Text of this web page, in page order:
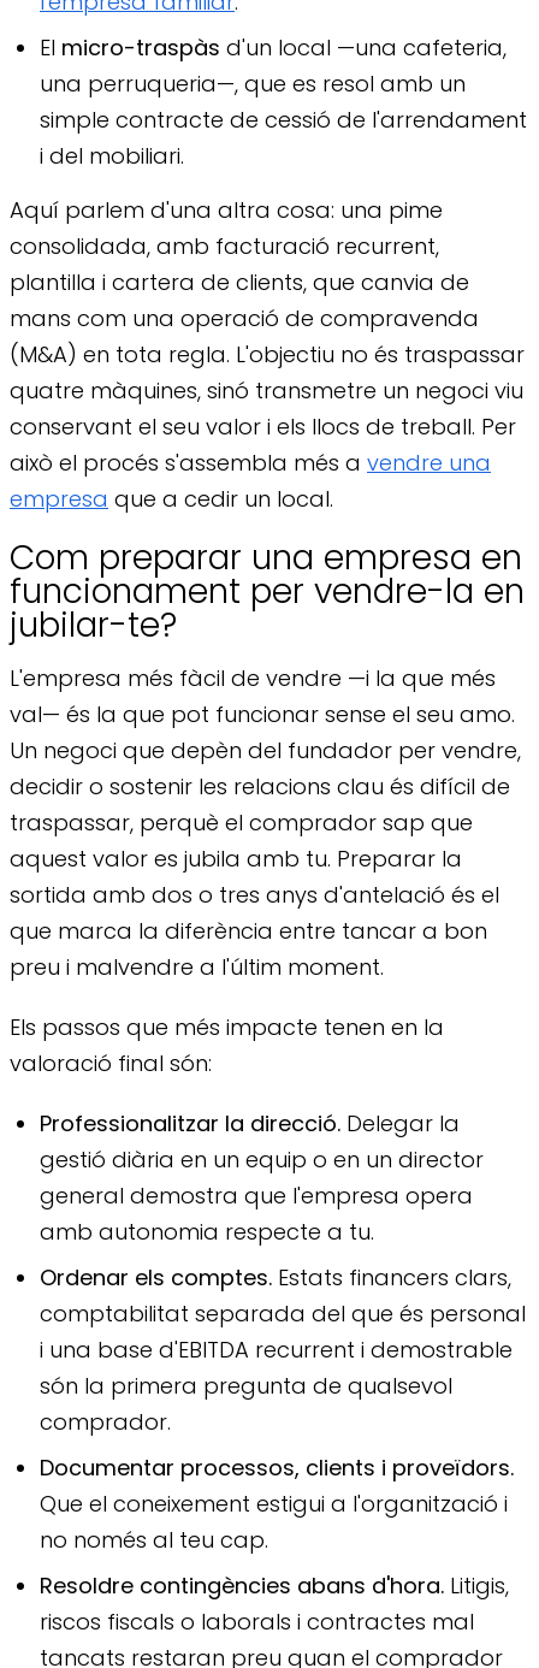
El micro-traspàs d'un local —una cafeteria,
una perruqueria—, que es resol amb un
simple contracte de cessió de l'arrendament
i del mobiliari.
Aquí parlem d'una altra cosa: una pime
consolidada, amb facturació recurrent,
plantilla i cartera de clients, que canvia de
mans com una operació de compravenda
(M&A) en tota regla. L'objectiu no és traspassar
quatre màquines, sinó transmetre un negoci viu
conservant el seu valor i els llocs de treball. Per
això el procés s'assembla més a vendre una
empresa que a cedir un local.
Com preparar una empresa en
funcionament per vendre-la en
jubilar-te?
L'empresa més fàcil de vendre —i la que més
val— és la que pot funcionar sense el seu amo.
Un negoci que depèn del fundador per vendre,
decidir o sostenir les relacions clau és difícil de
traspassar, perquè el comprador sap que
aquest valor es jubila amb tu. Preparar la
sortida amb dos o tres anys d'antelació és el
que marca la diferència entre tancar a bon
preu i malvendre a l'últim moment.
Els passos que més impacte tenen en la
valoració final són:
Professionalitzar la direcció. Delegar la
gestió diària en un equip o en un director
general demostra que l'empresa opera
amb autonomia respecte a tu.
Ordenar els comptes. Estats financers clars,
comptabilitat separada del que és personal
i una base d'EBITDA recurrent i demostrable
són la primera pregunta de qualsevol
comprador.
Documentar processos, clients i proveïdors.
Que el coneixement estigui a l'organització i
no només al teu cap.
Resoldre contingències abans d'hora. Litigis,
riscos fiscals o laborals i contractes mal
tancats restaran preu quan el comprador